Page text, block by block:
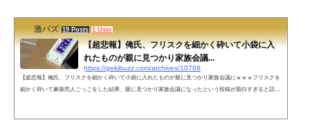
激バズ 19 Posts 1 User
【超悲報】俺氏、フリスクを細かく砕いて小袋に入
れたものが親に見つかり家族会議...
https://gekibuzz.com/archives/10768
【超悲報】俺氏、フリスクを細かく砕いて小袋に入れたものが親に見つかり家族会議にｗｗｗフリスクを
細かく砕いて麻薬売人ごっこをした結果、親に見つかり家族会議になったという投稿が面白すぎると話題